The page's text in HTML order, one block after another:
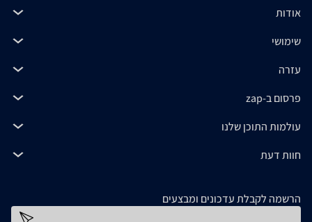
אודות
שימושי
עזרה
פרסום ב-zap
עולמות התוכן שלנו
חוות דעת
הרשמה לקבלת עדכונים ומבצעים